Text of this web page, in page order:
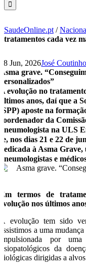
SaudeOnline.pt /
tratamentos cada vez
18 Jun, 2026José
Asma grave.
personalizados”
A evolução no
últimos anos, daí que a
(SPP) aposte na
coordenador da
pneumologista na ULS
se, nos dias 21 e 22 de
dedicada à Asma
pneumologistas e
Em termos de
evolução nos últimos
A evolução tem sido
assistimos a uma
impulsionada por uma
fisiopatológicos da
biológicas dirigidas a